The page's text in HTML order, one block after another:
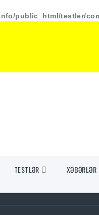
public_html/testler/
TESTLƏR XƏBƏRLƏR